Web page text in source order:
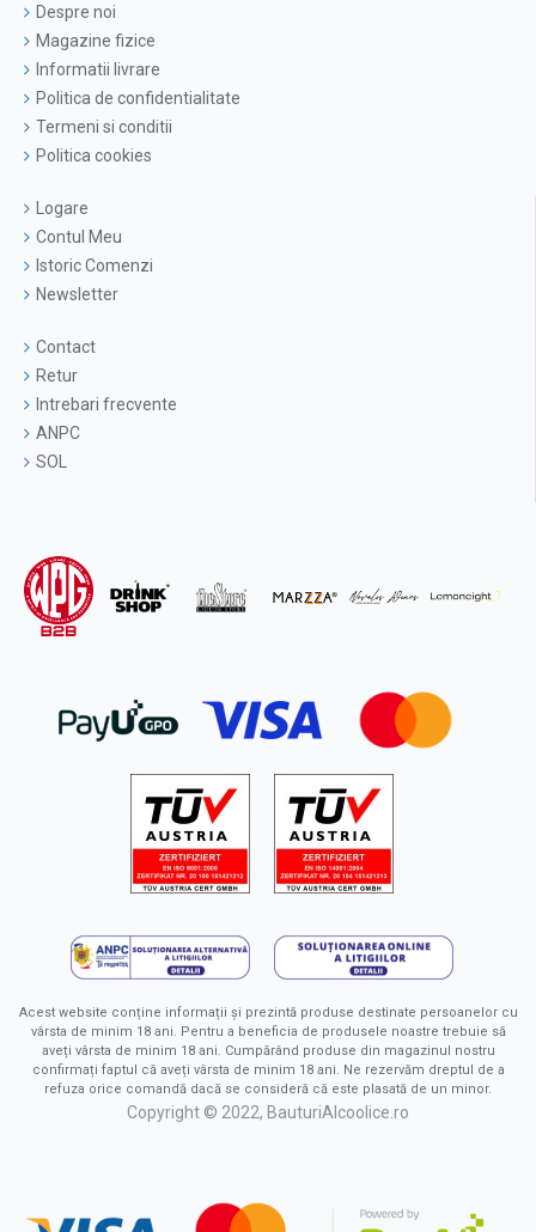
Despre noi
Magazine fizice
Informatii livrare
Politica de confidentialitate
Termeni si conditii
Politica cookies
Logare
Contul Meu
Istoric Comenzi
Newsletter
Contact
Retur
Intrebari frecvente
ANPC
SOL
Acest website conține informații și prezintă produse destinate persoanelor cu
vârsta de minim 18 ani. Pentru a beneficia de produsele noastre trebuie să
aveți vârsta de minim 18 ani. Cumpărând produse din magazinul nostru
confirmați faptul că aveți vârsta de minim 18 ani. Ne rezervăm dreptul de a
refuza orice comandă dacă se consideră că este plasată de un minor.
Copyright © 2022, BauturiAlcoolice.ro